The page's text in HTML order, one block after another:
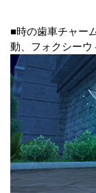
■時の歯車チャー
動、フォクシーウ